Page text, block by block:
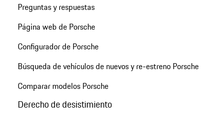
Preguntas y respuestas
Página web de Porsche
Configurador de Porsche
Búsqueda de vehículos de nuevos y re-estreno Porsche
Comparar modelos Porsche
Derecho de desistimiento